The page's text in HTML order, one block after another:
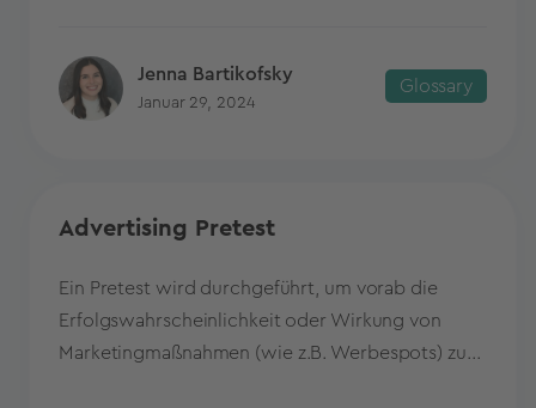
Jenna Bartikofsky
Januar 29, 2024
Glossary
Advertising Pretest
Ein Pretest wird durchgeführt, um vorab die
Erfolgswahrscheinlichkeit oder Wirkung von
Marketingmaßnahmen (wie z.B. Werbespots) zu...